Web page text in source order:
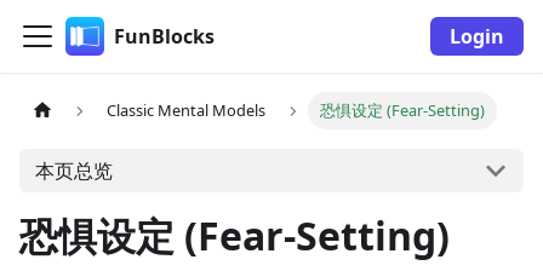
FunBlocks Login
Classic Mental Models 恐惧设定 (Fear-Setting)
本页总览
恐惧设定 (Fear-Setting)